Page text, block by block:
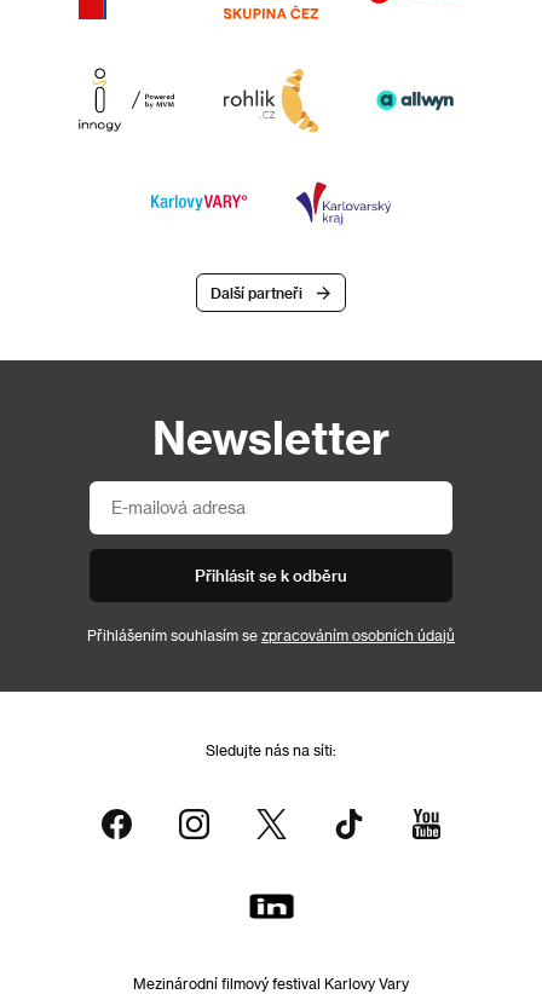
Další partneři
Newsletter
Přihlásit se k odběru
Přihlášením souhlasím se zpracováním osobních údajů
Sledujte nás na síti:
Mezinárodní filmový festival Karlovy Vary